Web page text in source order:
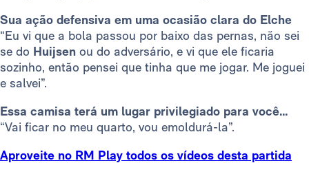
Sua ação defensiva em uma ocasião clara do Elche
“Eu vi que a bola passou por baixo das pernas, não sei
se do Huijsen ou do adversário, e vi que ele ficaria
sozinho, então pensei que tinha que me jogar. Me joguei
e salvei”.
Essa camisa terá um lugar privilegiado para você...
“Vai ficar no meu quarto, vou emoldurá-la”.
Aproveite no RM Play todos os vídeos desta partida